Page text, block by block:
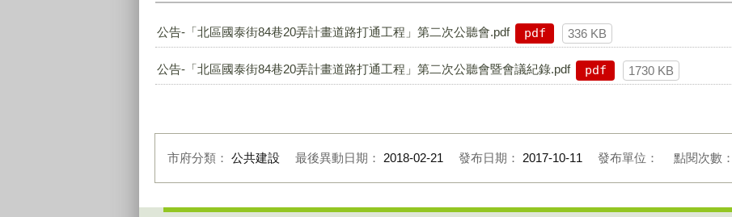
公告-「北區國泰街84巷20弄計畫道路打通工程」第二次公聽會.pdf pdf 336 KB
公告-「北區國泰街84巷20弄計畫道路打通工程」第二次公聽會暨會議紀錄.pdf pdf 1730 KB
市府分類： 公共建設 最後異動日期： 2018-02-21 發布日期： 2017-10-11 發布單位： 點閱次數：